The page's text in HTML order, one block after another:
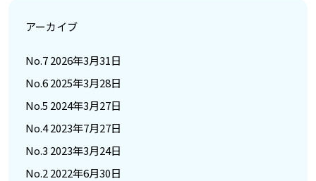
アーカイブ
No.7 2026年3月31日
No.6 2025年3月28日
No.5 2024年3月27日
No.4 2023年7月27日
No.3 2023年3月24日
No.2 2022年6月30日